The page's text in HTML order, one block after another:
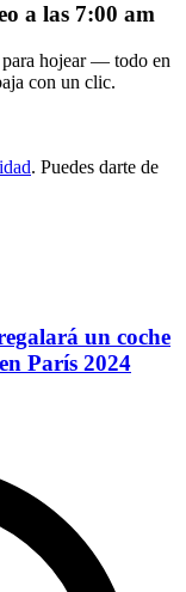
a las 7:00 am
hojear — todo en
con un clic.
. Puedes darte de
un coche
París 2024